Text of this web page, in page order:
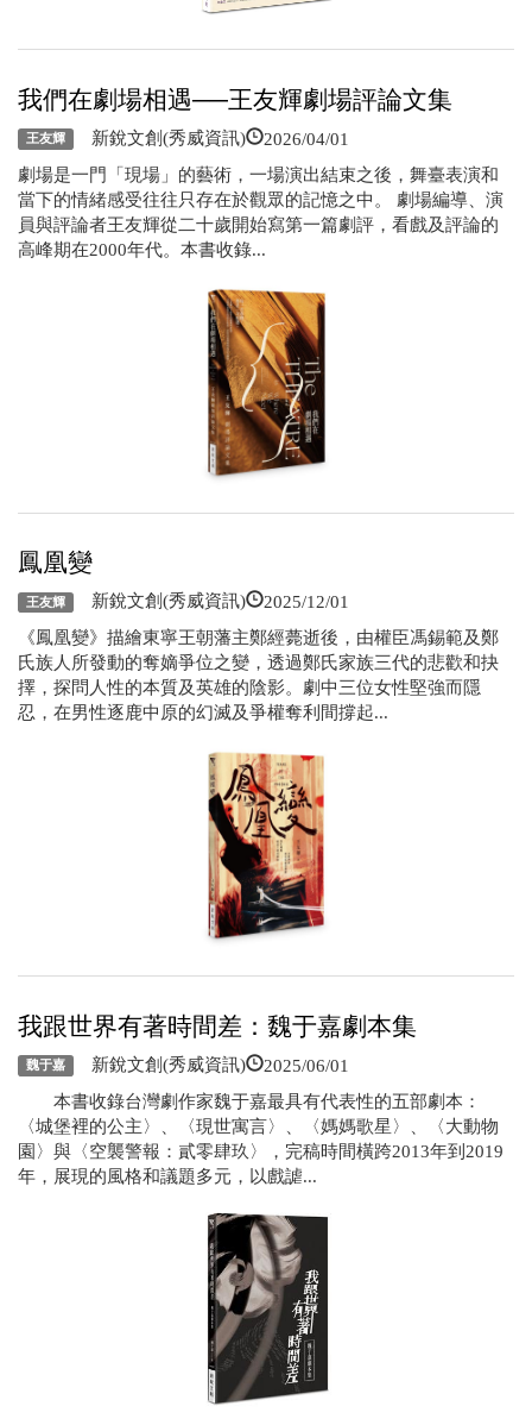
我們在劇場相遇──王友輝劇場評論文集
王友輝 新銳文創(秀威資訊) 2026/04/01
劇場是一門「現場」的藝術，一場演出結束之後，舞臺表演和
當下的情緒感受往往只存在於觀眾的記憶之中。 劇場編導、演
員與評論者王友輝從二十歲開始寫第一篇劇評，看戲及評論的
高峰期在2000年代。本書收錄...
鳳凰變
王友輝 新銳文創(秀威資訊) 2025/12/01
《鳳凰變》描繪東寧王朝藩主鄭經薨逝後，由權臣馮錫範及鄭
氏族人所發動的奪嫡爭位之變，透過鄭氏家族三代的悲歡和抉
擇，探問人性的本質及英雄的陰影。劇中三位女性堅強而隱
忍，在男性逐鹿中原的幻滅及爭權奪利間撐起...
我跟世界有著時間差：魏于嘉劇本集
魏于嘉 新銳文創(秀威資訊) 2025/06/01
本書收錄台灣劇作家魏于嘉最具有代表性的五部劇本：
〈城堡裡的公主〉、〈現世寓言〉、〈媽媽歌星〉、〈大動物
園〉與〈空襲警報：貳零肆玖〉，完稿時間橫跨2013年到2019
年，展現的風格和議題多元，以戲謔...